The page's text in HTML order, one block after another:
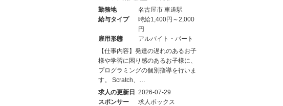
勤務地
名古屋市 車道駅
給与タイプ
時給1,400円～2,000
円
雇用形態
アルバイト・パート
【仕事内容】発達の遅れのあるお子
様や学習に困り感のあるお子様に、
プログラミングの個別指導を行いま
す。 Scratch、…
求人の更新日 2026-07-29
スポンサー
求人ボックス